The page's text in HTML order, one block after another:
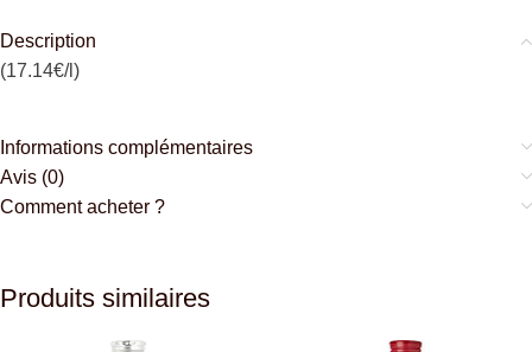
Description
(17.14€/l)
Informations complémentaires
Avis (0)
Comment acheter ?
Produits similaires